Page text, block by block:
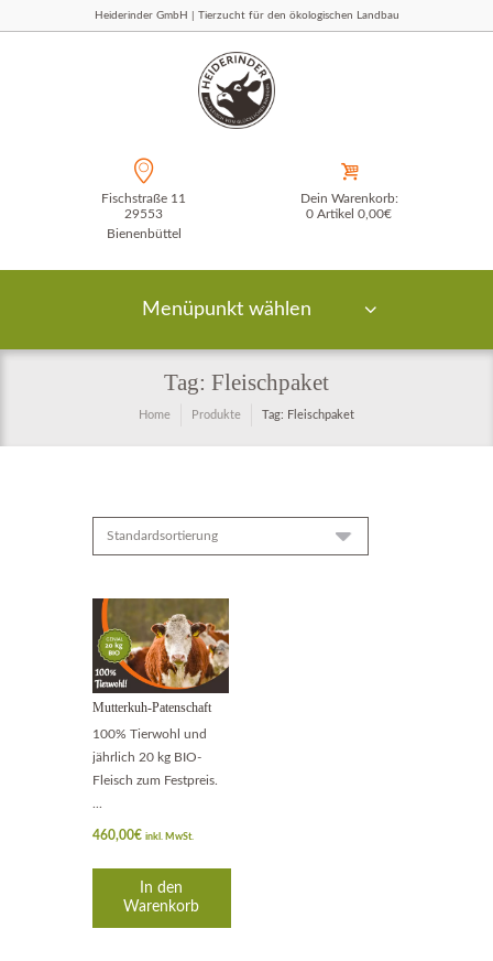
Heiderinder GmbH | Tierzucht für den ökologischen Landbau
Dein Warenkorb:
0 Artikel 0,00€
Fischstraße 11
29553
Bienenbüttel
Menüpunkt wählen
Tag: Fleischpaket
Home Produkte Tag: Fleischpaket
Mutterkuh-Patenschaft
100% Tierwohl und
jährlich 20 kg BIO-
Fleisch zum Festpreis.
460,00€ inkl. MwSt.
In den
Warenkorb